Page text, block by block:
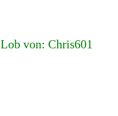
Lob von: Chris601